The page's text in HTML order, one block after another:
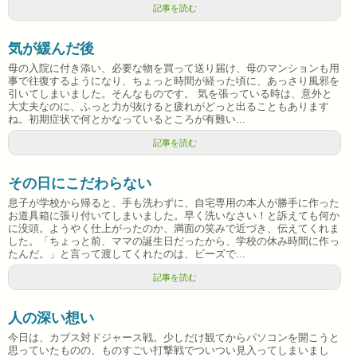
記事を読む
気が緩んだ後
母の入院に付き添い、必要な物を買って送り届け、母のマンションも用
事で往復するようになり、ちょっと時間が経った頃に、あっさり風邪を
引いてしまいました。そんなものです。 気を張っている時は、意外と
大丈夫なのに、ふっと力が抜けると疲れがどっと出ることもあります
ね。初期症状で何とかなっているところが有難い...
記事を読む
その日にこだわらない
息子が学校から帰ると、手も洗わずに、自宅専用の本人が勝手に作った
お道具箱に張り付いてしまいました。早く洗いなさい！と訴えても何か
に没頭。ようやく仕上がったのか、満面の笑みで近づき、伝えてくれま
した。「ちょっと前、ママの誕生日だったから、学校の休み時間に作っ
たんだ。」と言って渡してくれたのは、ビーズで...
記事を読む
人の深い想い
今日は、カブス対ドジャース戦。少しだけ観てからパソコンを開こうと
思っていたものの、ものすごい打撃戦でついつい見入ってしまいまし